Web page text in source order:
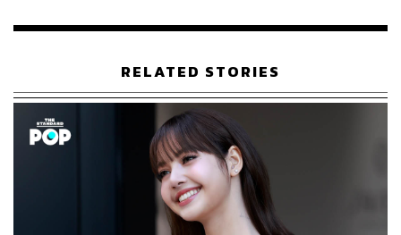
องค์การสนธิสัญญาแอตแลนติกเหนือ (NATO) ต่อกรณีการ
เพิ่มกองกำลังตามชายแดนยูเครน
ขณะเดียวกัน ในการประชุมออนไลน์ครั้งนี้ประธานาธิบดีปูติ
นยังชื่นชมประธานาธิบดีสีจิ้นผิงและประเทศจีนที่ให้ความ
ร่วมมือในการรับมือกับโรคโควิด หลังบริษัทจีน 6 แห่งได้ทำ
Sputnikของรัสเซียจำนวน 150 ล้านโดส
RELATED STORIES